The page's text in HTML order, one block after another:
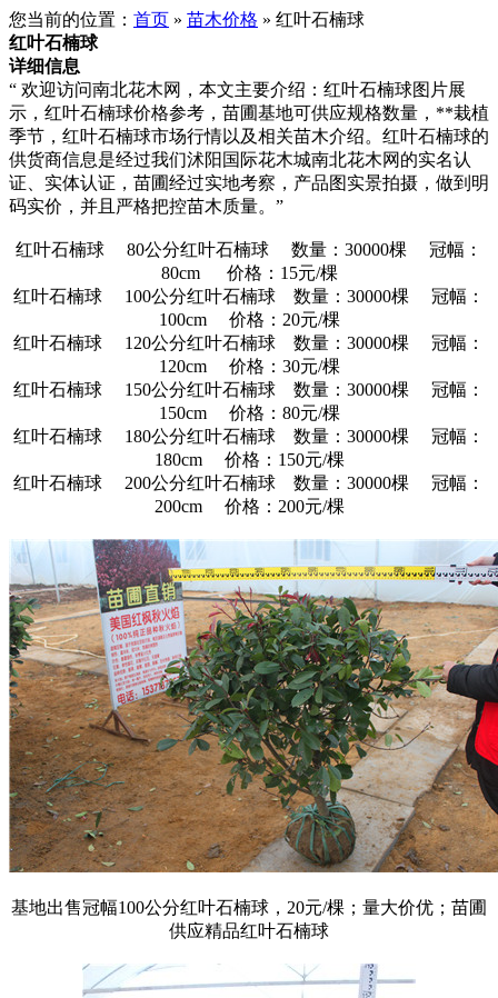
您当前的位置： 首页 » 苗木价格 » 红叶石楠球
红叶石楠球
详细信息
“ 欢迎访问南北花木网，本文主要介绍：红叶石楠球图片展
示，红叶石楠球价格参考，苗圃基地可供应规格数量，**栽植
季节，红叶石楠球市场行情以及相关苗木介绍。红叶石楠球的
供货商信息是经过我们沭阳国际花木城南北花木网的实名认
证、实体认证，苗圃经过实地考察，产品图实景拍摄，做到明
码实价，并且严格把控苗木质量。”
红叶石楠球 80公分红叶石楠球 数量：30000棵 冠幅：
80cm 价格：15元/棵
红叶石楠球 100公分红叶石楠球 数量：30000棵 冠幅：
100cm 价格：20元/棵
红叶石楠球 120公分红叶石楠球 数量：30000棵 冠幅：
120cm 价格：30元/棵
红叶石楠球 150公分红叶石楠球 数量：30000棵 冠幅：
150cm 价格：80元/棵
红叶石楠球 180公分红叶石楠球 数量：30000棵 冠幅：
180cm 价格：150元/棵
红叶石楠球 200公分红叶石楠球 数量：30000棵 冠幅：
200cm 价格：200元/棵
基地出售冠幅100公分红叶石楠球，20元/棵；量大价优；苗圃
供应精品红叶石楠球